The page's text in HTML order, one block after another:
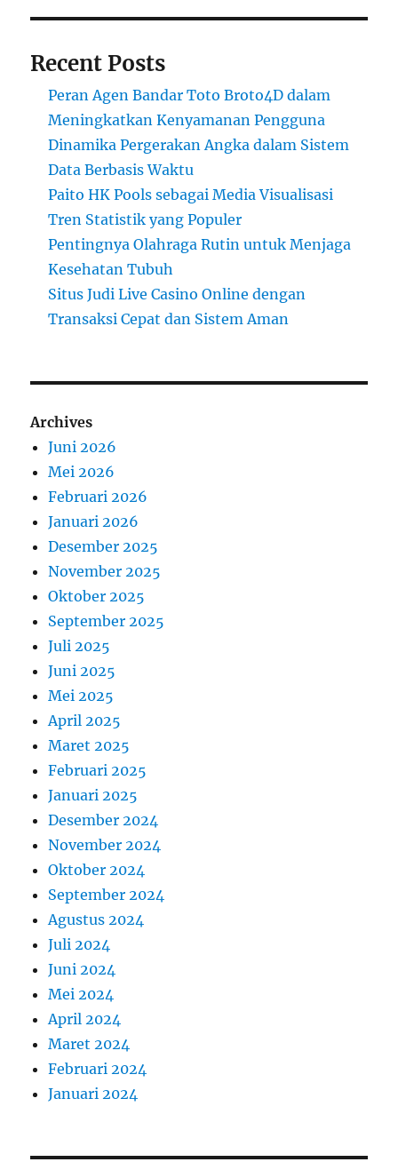
Recent Posts
Peran Agen Bandar Toto Broto4D dalam
Meningkatkan Kenyamanan Pengguna
Dinamika Pergerakan Angka dalam Sistem
Data Berbasis Waktu
Paito HK Pools sebagai Media Visualisasi
Tren Statistik yang Populer
Pentingnya Olahraga Rutin untuk Menjaga
Kesehatan Tubuh
Situs Judi Live Casino Online dengan
Transaksi Cepat dan Sistem Aman
Archives
Juni 2026
Mei 2026
Februari 2026
Januari 2026
Desember 2025
November 2025
Oktober 2025
September 2025
Juli 2025
Juni 2025
Mei 2025
April 2025
Maret 2025
Februari 2025
Januari 2025
Desember 2024
November 2024
Oktober 2024
September 2024
Agustus 2024
Juli 2024
Juni 2024
Mei 2024
April 2024
Maret 2024
Februari 2024
Januari 2024